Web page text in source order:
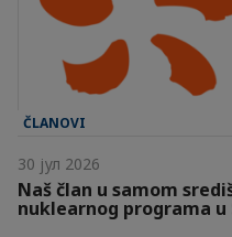
ČLANOVI
30 јул 2026
Naš član u samom
nuklearnog programa u